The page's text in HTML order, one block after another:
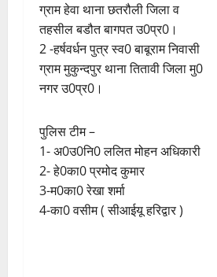
ग्राम हेवा थाना छतरौली जिला व
तहसील बडौत बागपत उ0प्र0।
2 -हर्षवर्धन पुत्र स्व0 बाबूराम निवासी
ग्राम मुकुन्दपुर थाना तितावी जिला मु0
नगर उ0प्र0।
पुलिस टीम –
1- अ0उ0नि0 ललित मोहन अधिकारी
2- हे0का0 प्रमोद कुमार
3-म0का0 रेखा शर्मा
4-का0 वसीम ( सीआईयू हरिद्वार )